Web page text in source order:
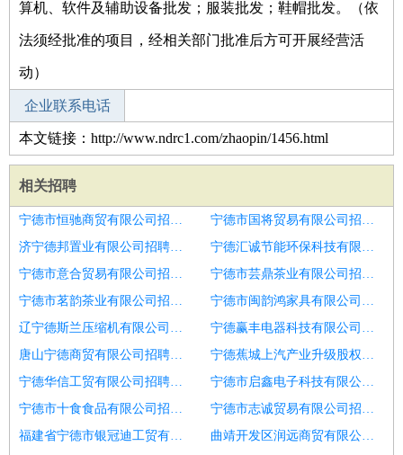
算机、软件及辅助设备批发；服装批发；鞋帽批发。（依
法须经批准的项目，经相关部门批准后方可开展经营活
动）
企业联系电话
本文链接：http://www.ndrc1.com/zhaopin/1456.html
相关招聘
宁德市恒驰商贸有限公司招聘护士
宁德市国将贸易有限公司招聘口腔护士
济宁德邦置业有限公司招聘护理
宁德汇诚节能环保科技有限公司招聘手术护士
宁德市意合贸易有限公司招聘口腔护士
宁德市芸鼎茶业有限公司招聘月子中心护士
宁德市茗韵茶业有限公司招聘口腔护士
宁德市闽韵鸿家具有限公司招聘护士/护理
辽宁德斯兰压缩机有限公司招聘护士长
宁德赢丰电器科技有限公司招聘护士
唐山宁德商贸有限公司招聘治疗室护士
宁德蕉城上汽产业升级股权投资合伙企业(有限合伙)招聘精神科
宁德华信工贸有限公司招聘护士
宁德市启鑫电子科技有限公司招聘护士
宁德市十食食品有限公司招聘护士
宁德市志诚贸易有限公司招聘护士
福建省宁德市银冠迪工贸有限公司招聘口腔护士,护士
曲靖开发区润远商贸有限公司招聘口腔护士